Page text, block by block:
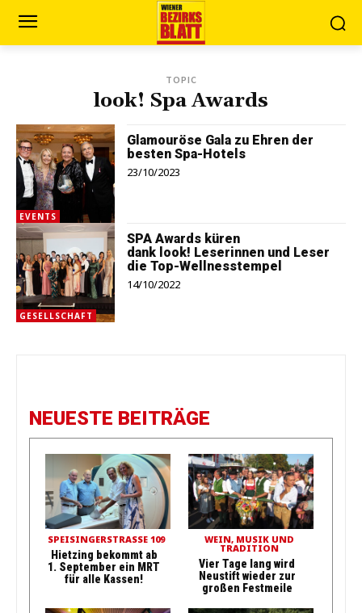
TOPIC
look! Spa Awards
EVENTS
Glamouröse Gala zu Ehren der
besten Spa-Hotels
23/10/2023
GESELLSCHAFT
SPA Awards küren
dank look! Leserinnen und Leser
die Top-Wellnesstempel
14/10/2022
NEUESTE BEITRÄGE
SPEISINGERSTRASSE 109
Hietzing bekommt ab
1. September ein MRT
für alle Kassen!
WEIN, MUSIK UND
TRADITION
Vier Tage lang wird
Neustift wieder zur
großen Festmeile